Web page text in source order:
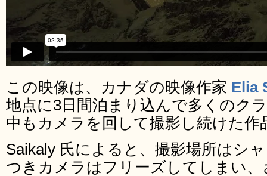
この映像は、カナダの映像作家 Elia
地点に3日間泊まり込んで多くのク
中もカメラを回して撮影し続けた作
Saikaly 氏によると、撮影場所はシ
つきカメラはフリーズしてしまい